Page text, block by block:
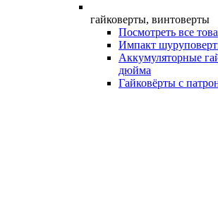
гайковерты, винтоверты
Посмотреть все
Импакт
Аккумуляторные
дюйма
Гайковёрты с